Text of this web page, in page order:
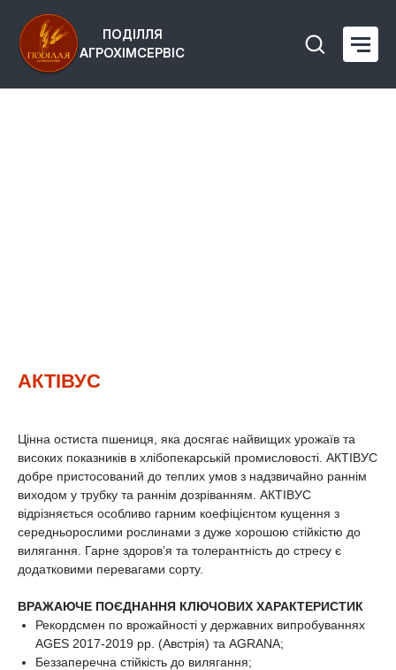
ПОДІЛЛЯ
АГРОХІМСЕРВІС
АКТІВУС
Цінна остиста пшениця, яка досягає найвищих урожаїв та
високих показників в хлібопекарській промисловості. АКТІВУС
добре пристосований до теплих умов з надзвичайно раннім
виходом у трубку та раннім дозріванням. АКТІВУС
відрізняється особливо гарним коефіцієнтом кущення з
середньорослими рослинами з дуже хорошою стійкістю до
вилягання. Гарне здоров’я та толерантність до стресу є
додатковими перевагами сорту.
ВРАЖАЮЧЕ ПОЄДНАННЯ КЛЮЧОВИХ ХАРАКТЕРИСТИК
Рекордсмен по врожайності у державних випробуваннях
AGES 2017-2019 рр. (Австрія) та AGRANA;
Беззаперечна стійкість до вилягання;